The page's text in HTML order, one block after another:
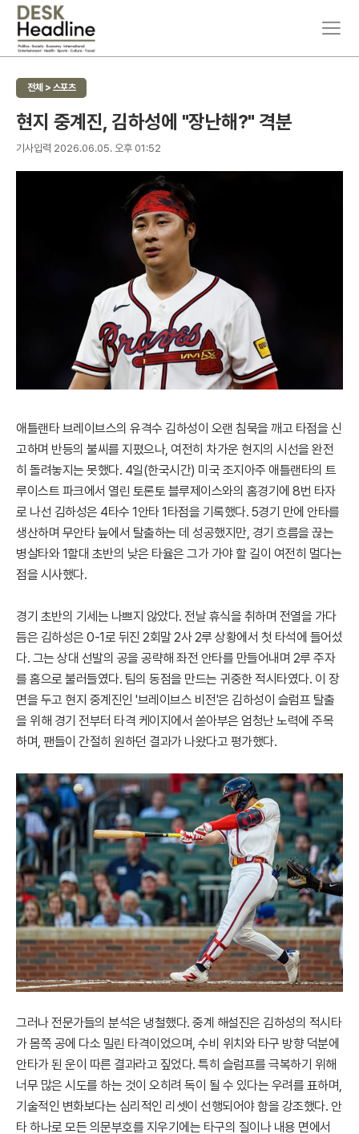
뉴
스
주
기
전체 > 스포츠
현지 중계진, 김하성에 "장난해?" 격분
기사입력 2026.06.05. 오후 01:52
애틀랜타 브레이브스의 유격수 김하성이 오랜 침묵을 깨고 타점을 신
고하며 반등의 불씨를 지폈으나, 여전히 차가운 현지의 시선을 완전
히 돌려놓지는 못했다. 4일(한국시간) 미국 조지아주 애틀랜타의 트
루이스트 파크에서 열린 토론토 블루제이스와의 홈경기에 8번 타자
로 나선 김하성은 4타수 1안타 1타점을 기록했다. 5경기 만에 안타를
생산하며 무안타 늪에서 탈출하는 데 성공했지만, 경기 흐름을 끊는
병살타와 1할대 초반의 낮은 타율은 그가 가야 할 길이 여전히 멀다는
점을 시사했다.
경기 초반의 기세는 나쁘지 않았다. 전날 휴식을 취하며 전열을 가다
듬은 김하성은 0-1로 뒤진 2회말 2사 2루 상황에서 첫 타석에 들어섰
다. 그는 상대 선발의 공을 공략해 좌전 안타를 만들어내며 2루 주자
를 홈으로 불러들였다. 팀의 동점을 만드는 귀중한 적시타였다. 이 장
면을 두고 현지 중계진인 '브레이브스 비전'은 김하성이 슬럼프 탈출
을 위해 경기 전부터 타격 케이지에서 쏟아부은 엄청난 노력에 주목
하며, 팬들이 간절히 원하던 결과가 나왔다고 평가했다.
그러나 전문가들의 분석은 냉철했다. 중계 해설진은 김하성의 적시타
가 몸쪽 공에 다소 밀린 타격이었으며, 수비 위치와 타구 방향 덕분에
안타가 된 운이 따른 결과라고 짚었다. 특히 슬럼프를 극복하기 위해
너무 많은 시도를 하는 것이 오히려 독이 될 수 있다는 우려를 표하며,
기술적인 변화보다는 심리적인 리셋이 선행되어야 함을 강조했다. 안
타 하나로 모든 의문부호를 지우기에는 타구의 질이나 내용 면에서